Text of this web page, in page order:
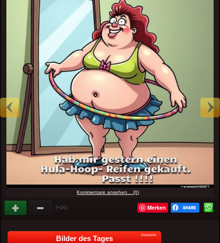
Kommentare ansehen... (0)
(+20) Merken
Bilder des Tages Startseite